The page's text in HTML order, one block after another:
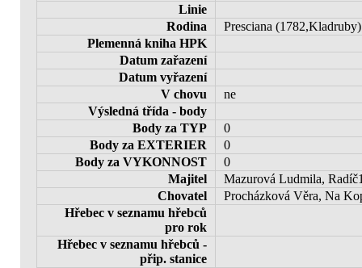
Linie
Rodina
Presciana (1782,Kladruby)
Plemenná kniha HPK
Datum zařazení
Datum vyřazení
V chovu
ne
Výsledná třída - body
Body za TYP
0
Body za EXTERIER
0
Body za VYKONNOST
0
Majitel
Mazurová Ludmila,
Chovatel
Procházková Věra, Na
Hřebec v seznamu hřebců
pro rok
Hřebec v seznamu hřebců -
přip. stanice